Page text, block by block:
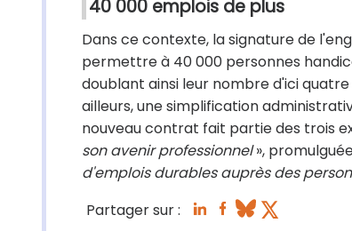
40 000 emplois de plus
Dans ce contexte, la signature de
permettre à 40 000 personnes
doublant ainsi leur nombre d'ici
ailleurs, une simplification
nouveau contrat fait partie des trois
son avenir professionnel»,
d'emplois durables auprès des
Partager sur :